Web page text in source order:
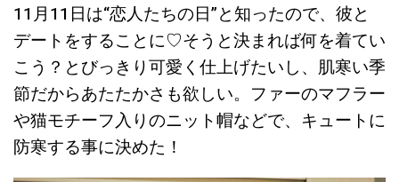
11月11日は“恋人たちの日”と知ったので、彼と
デートをすることに♡そうと決まれば何を着てい
こう？とびっきり可愛く仕上げたいし、肌寒い季
節だからあたたかさも欲しい。ファーのマフラー
や猫モチーフ入りのニット帽などで、キュートに
防寒する事に決めた！